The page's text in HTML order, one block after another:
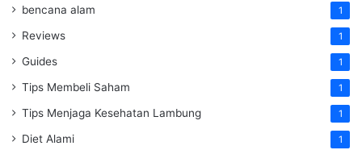
bencana alam 1
Reviews 1
Guides 1
Tips Membeli Saham 1
Tips Menjaga Kesehatan Lambung 1
Diet Alami 1